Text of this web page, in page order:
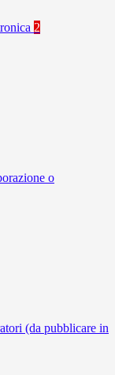
2
o
(da pubblicare in